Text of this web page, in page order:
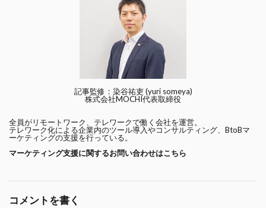
記事監修：染谷祐吏 (yuri someya)
株式会社MOCHI代表取締役
全員がリモートワーク、テレワークで働く会社を運営。
テレワーク化による企業内のツール導入やコンサルティング、BtoBマ
ーケティングの支援を行っている。
マーケティング支援に関するお問い合わせはこちら
コメントを書く